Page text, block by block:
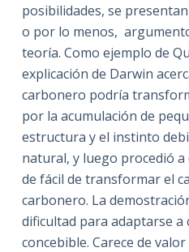
posibilidades, se
o por lo menos,
teoría. Como ejemplo de
explicación de Darwin
carbonero podría
por la acumulación de
estructura y el instinto
natural, y luego procedió
de fácil de transformar el
carbonero. La
dificultad para adaptarse a
concebible. Carece de